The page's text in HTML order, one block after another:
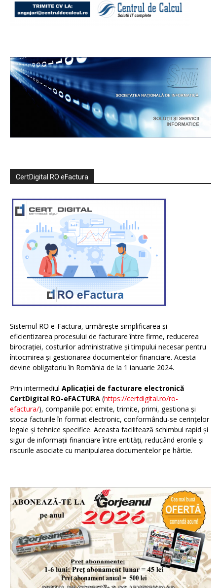
CertDigital RO eFactura
Sistemul RO e-Factura, urmărește simplificarea și
eficientizarea procesului de facturare între firme, reducerea
birocrației, costurilor administrative și timpului necesar pentru
întocmirea și gestionarea documentelor financiare. Acesta
devine obligatoriu în România de la 1 ianuarie 2024.
Prin intermediul Aplicației de facturare electronică
CertDigital RO-eFACTURA (https://certdigital.ro/ro-
efactura/), companiile pot emite, trimite, primi, gestiona și
stoca facturile în format electronic, conformându-se cerințelor
legale și tehnice specifice. Aceasta facilitează schimbul rapid și
sigur de informații financiare între entități, reducând erorile și
riscurile asociate cu manipularea documentelor pe hârtie.